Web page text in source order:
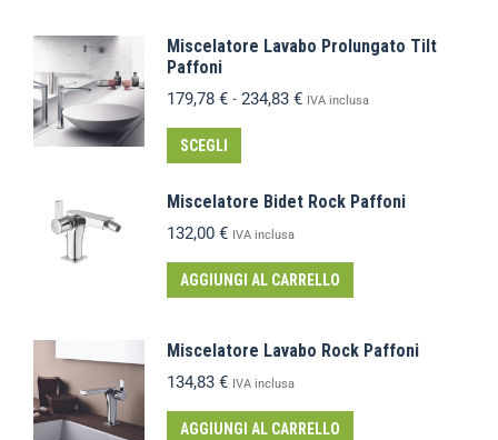
Miscelatore Lavabo Prolungato Tilt
Paffoni
179,78 € - 234,83 € IVA inclusa
SCEGLI
Miscelatore Bidet Rock Paffoni
132,00 € IVA inclusa
AGGIUNGI AL CARRELLO
Miscelatore Lavabo Rock Paffoni
134,83 € IVA inclusa
AGGIUNGI AL CARRELLO